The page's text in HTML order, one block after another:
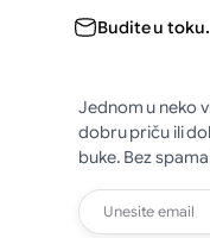
Budite u toku.
Jednom u neko
dobru priču ili
buke. Bez